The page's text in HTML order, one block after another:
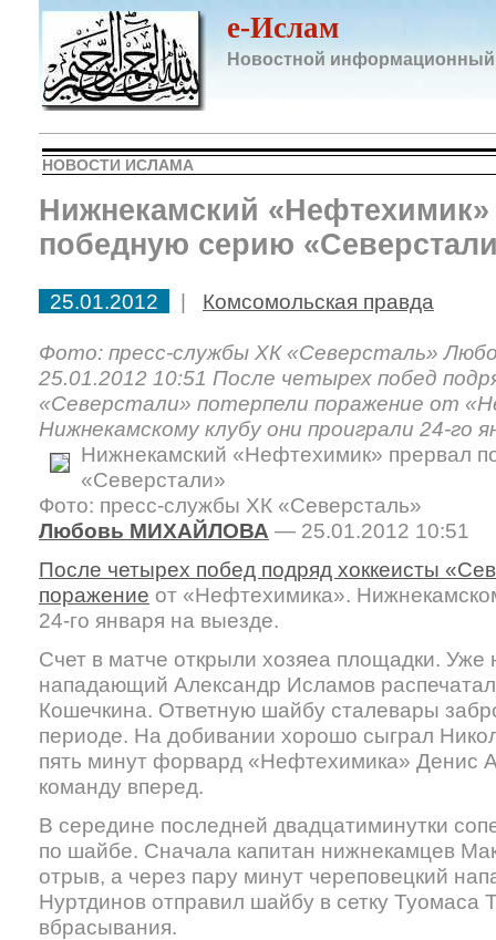
e-Ислам
Новостной информационный
НОВОСТИ ИСЛАМА
Нижнекамский
победную серию
25.01.2012 | Комсомольская правда
Фото: пресс-службы ХК «Северсталь»
25.01.2012 10:51 После четырех побед
«Северстали» потерпели поражение от
Нижнекамскому клубу они проиграли 24-го
Нижнекамский «Нефтехимик» прервал
«Северстали»
Фото: пресс-службы ХК «Северсталь»
Любовь МИХАЙЛОВА — 25.01.2012 10:51
После четырех побед подряд хоккеисты
поражение от «Нефтехимика».
24-го января на выезде.
Счет в матче открыли хозяеа площадки. Уже
нападающий Александр Исламов
Кошечкина. Ответную шайбу сталевары
периоде. На добивании хорошо сыграл
пять минут форвард «Нефтехимика» Денис
команду вперед.
В середине последней двадцатиминутки
по шайбе. Сначала капитан нижнекамцев
отрыв, а через пару минут череповецкий
Нуртдинов отправил шайбу в сетку Туомаса
вбрасывания.